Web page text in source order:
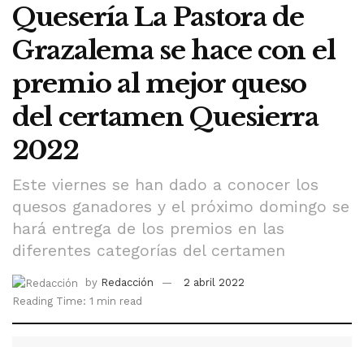
Quesería La Pastora de
Grazalema se hace con el
premio al mejor queso
del certamen Quesierra
2022
Este viernes se han dado a conocer los
quesos ganadores y el próximo domingo se
hará entrega de los premios en las
diferentes categorías del certamen
by Redacción
2 abril 2022
Reading Time: 1 min read